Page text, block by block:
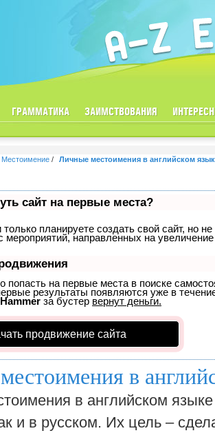
ГРАММАТИКА ЗАИМСТВОВАНИЯ
Местоимение Личные местоимения в английском
сайт на первые места?
планируете создать свой сайт, но
мероприятий, направленных на
попасть на первые места в поиске
результаты появляются уже в
за бустер вернут деньги.
продвижение сайта
в
в английском
и в русском. Их цель –